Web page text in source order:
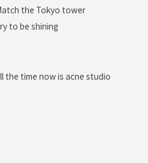
the Tokyo tower
to be shining
the time now is acne studio